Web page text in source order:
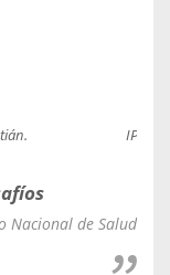
Nacional de Salud